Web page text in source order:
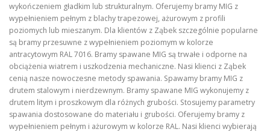
wykończeniem gładkim lub strukturalnym. Oferujemy bramy MIG z
wypełnieniem pełnym z blachy trapezowej, ażurowym z profili
poziomych lub mieszanym. Dla klientów z Ząbek szczególnie popularne
są bramy przesuwne z wypełnieniem poziomym w kolorze
antracytowym RAL 7016. Bramy spawane MIG są trwałe i odporne na
obciążenia wiatrem i uszkodzenia mechaniczne. Nasi klienci z Ząbek
cenią nasze nowoczesne metody spawania. Spawamy bramy MIG z
drutem stalowym i nierdzewnym. Bramy spawane MIG wykonujemy z
drutem litym i proszkowym dla różnych grubości. Stosujemy parametry
spawania dostosowane do materiału i grubości. Oferujemy bramy z
wypełnieniem pełnym i ażurowym w kolorze RAL. Nasi klienci wybierają